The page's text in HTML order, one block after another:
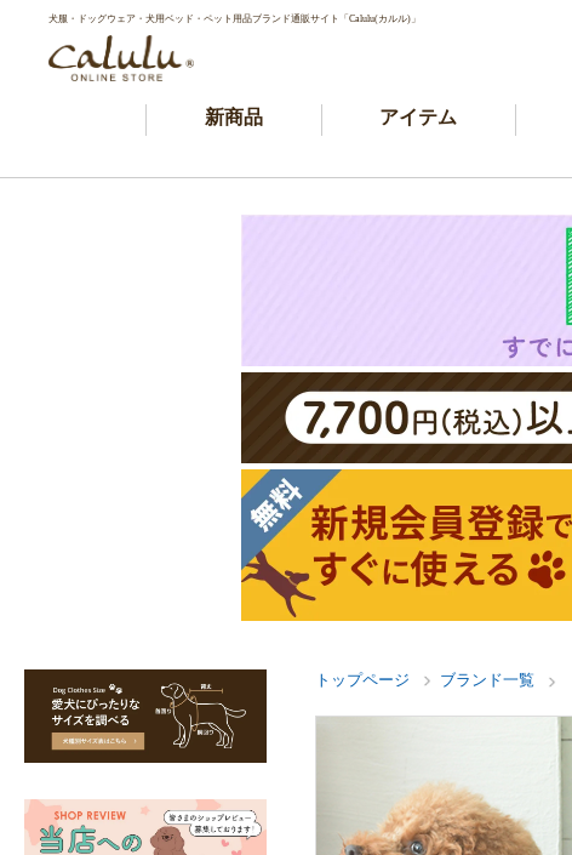
犬服・ドッグウェア・犬用ベッド・ペット用品ブランド通販サイト「Calulu(カルル)」
新商品 アイテム
トップページ ブランド一覧